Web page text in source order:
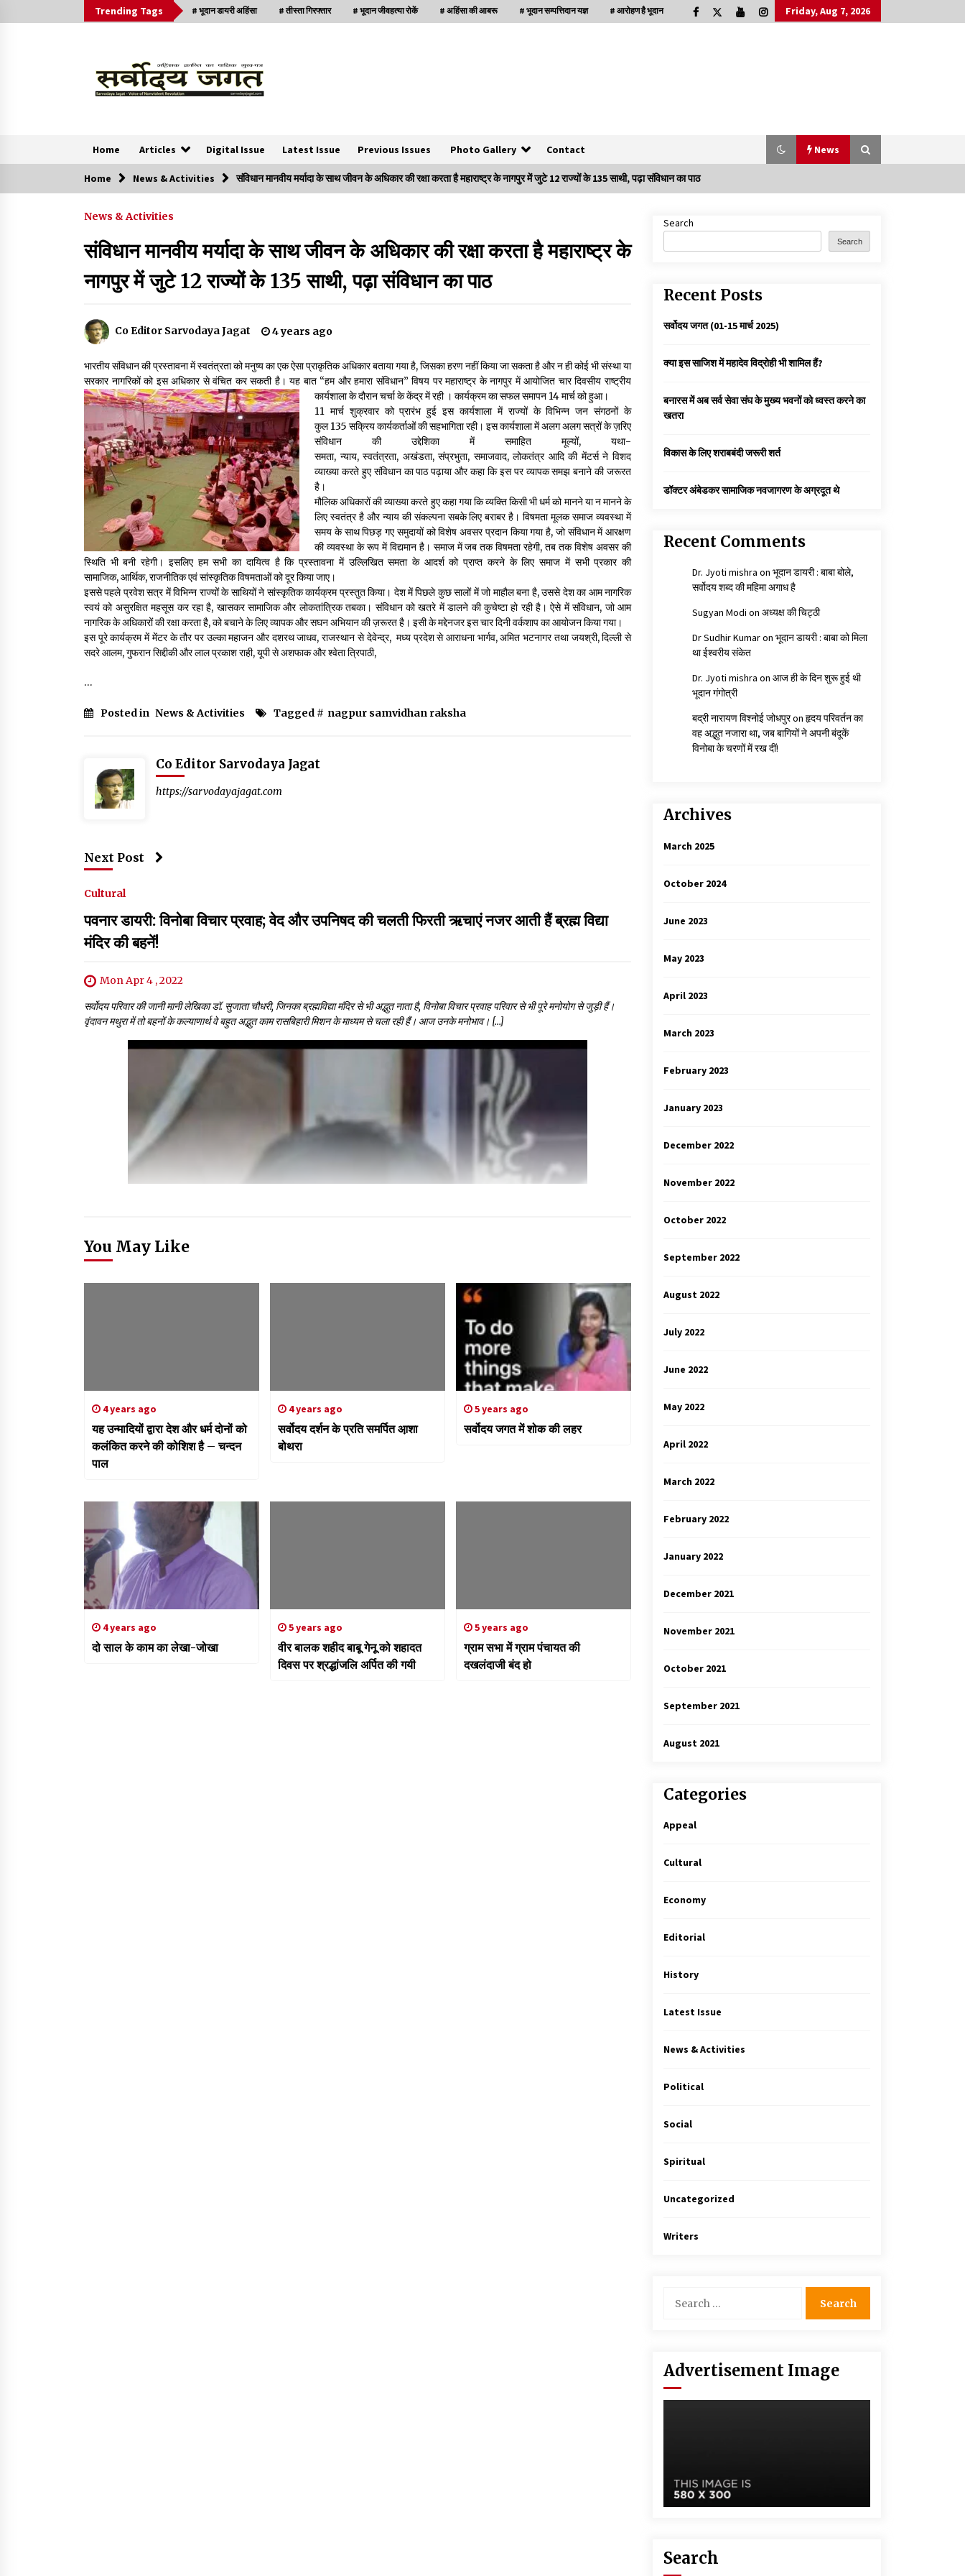
Trending Tags # भूदान डायरी अहिंसा # तीस्ता गिरफ्तार # भूदान जीवहत्या रोकें # अहिंसा की आबरू # भूदान सम्पत्तिदान यज्ञ # आरोहण है भूदान Friday, Aug 7, 2026
Home Articles Digital Issue Latest Issue Previous Issues Photo Gallery Contact News
News
2 years ago
का खतरा
3 years ago
डॉक्टर अंबेडकर सामाजिक नवजागरण के अग्रदूत थे
चाइनीज मस्ट गो
गांधी के रास्ते ही वैश्विक समस्याओं का समाधान सम्भव
3 years ago
पीवी राजगोपाल को जापान का निवानो शांति पुरस्कार
3 years ago
कैसे बचायें बच्चों का मन?
राष्ट्रीय आन्दोलन में भाषाओं की भूमिका पर एक जरूरी
दस्तावेज
3 years ago
यह समझना ज़्यादा ज़रूरी कि किसको सत्ता में नहीं आना
3 years ago
Home News & Activities संविधान मानवीय मर्यादा के साथ जीवन के अधिकार की रक्षा करता है महाराष्ट्र के नागपुर में जुटे 12 राज्यों के 135 साथी, पढ़ा संविधान का पाठ
News & Activities
संविधान मानवीय मर्यादा के साथ जीवन के अधिकार की रक्षा करता है महाराष्ट्र के
नागपुर में जुटे 12 राज्यों के 135 साथी, पढ़ा संविधान का पाठ
Co Editor Sarvodaya Jagat 4 years ago
भारतीय संविधान की प्रस्तावना में स्वतंत्रता को मनुष्य का एक ऐसा प्राकृतिक अधिकार बताया गया है, जिसका हरण नहीं किया जा सकता है और न ही कोई भी संस्था या
सरकार नागरिकों को इस अधिकार से वंचित कर सकती है। यह बात “हम और हमारा संविधान” विषय पर महाराष्ट्र के नागपुर में आयोजित चार दिवसीय राष्ट्रीय
कार्यशाला के दौरान चर्चा के केंद्र में रही । कार्यक्रम का सफल समापन 14 मार्च को हुआ।
11 मार्च शुक्रवार को प्रारंभ हुई इस कार्यशाला में राज्यों के विभिन्न जन संगठनों के
कुल 135 सक्रिय कार्यकर्ताओं की सहभागिता रही। इस कार्यशाला में अलग अलग सत्रों के ज़रिए
संविधान की उद्देशिका में समाहित मूल्यों, यथा-
समता, न्याय, स्वतंत्रता, अखंडता, संप्रभुता, समाजवाद, लोकतंत्र आदि की मेंटर्स ने विशद
व्याख्या करते हुए संविधान का पाठ पढ़ाया और कहा कि इस पर व्यापक समझ बनाने की जरूरत
है।
मौलिक अधिकारों की व्याख्या करते हुए कहा गया कि व्यक्ति किसी भी धर्म को मानने या न मानने के
लिए स्वतंत्र है और न्याय की संकल्पना सबके लिए बराबर है। विषमता मूलक समाज व्यवस्था में
समय के साथ पिछड़ गए समुदायों को विशेष अवसर प्रदान किया गया है, जो संविधान में आरक्षण
की व्यवस्था के रूप में विद्यमान है। समाज में जब तक विषमता रहेगी, तब तक विशेष अवसर की
स्थिति भी बनी रहेगी। इसलिए हम सभी का दायित्व है कि प्रस्तावना में उल्लिखित समता के आदर्श को प्राप्त करने के लिए समाज में सभी प्रकार की
सामाजिक, आर्थिक, राजनीतिक एवं सांस्कृतिक विषमताओं को दूर किया जाए।
इससे पहले प्रवेश सत्र में विभिन्न राज्यों के साथियों ने सांस्कृतिक कार्यक्रम प्रस्तुत किया। देश में पिछले कुछ सालों में जो माहौल बना है, उससे देश का आम नागरिक
स्वयं को असुरक्षित महसूस कर रहा है, खासकर सामाजिक और लोकतांत्रिक तबका। संविधान को खतरे में डालने की कुचेष्टा हो रही है। ऐसे में संविधान, जो आम
नागरिक के अधिकारों की रक्षा करता है, को बचाने के लिए व्यापक और सघन अभियान की ज़रूरत है। इसी के मद्देनजर इस चार दिनी वर्कशाप का आयोजन किया गया।
इस पूरे कार्यक्रम में मेंटर के तौर पर उल्का महाजन और दशरथ जाधव, राजस्थान से देवेन्द्र, मध्य प्रदेश से आराधना भार्गव, अमित भटनागर तथा जयश्री, दिल्ली से
सदरे आलम, गुफरान सिद्दीकी और लाल प्रकाश राही, यूपी से अशफाक और श्वेता त्रिपाठी,
…
Posted in News & Activities Tagged # nagpur samvidhan raksha
Co Editor Sarvodaya Jagat
https://sarvodayajagat.com
Next Post
Cultural
पवनार डायरी: विनोबा विचार प्रवाह; वेद और उपनिषद की चलती फिरती ऋचाएं नजर आती हैं ब्रह्म विद्या
मंदिर की बहनें!
Mon Apr 4 , 2022
सर्वोदय परिवार की जानी मानी लेखिका डॉ. सुजाता चौधरी, जिनका ब्रह्मविद्या मंदिर से भी अद्भुत नाता है, विनोबा विचार प्रवाह परिवार से भी पूरे मनोयोग से जुड़ी हैं।
वृंदावन मथुरा में तो बहनों के कल्याणार्थ वे बहुत अद्भुत काम रासबिहारी मिशन के माध्यम से चला रही हैं। आज उनके मनोभाव। […]
You May Like
4 years ago
यह उन्मादियों द्वारा देश और धर्म दोनों को
कलंकित करने की कोशिश है – चन्दन
पाल
4 years ago
सर्वोदय दर्शन के प्रति समर्पित आ़शा
बोथरा
5 years ago
सर्वोदय जगत में शोक की लहर
4 years ago
दो साल के काम का लेखा-जोखा
5 years ago
वीर बालक शहीद बाबू गेनू को शहादत
दिवस पर श्रद्धांजलि अर्पित की गयी
5 years ago
ग्राम सभा में ग्राम पंचायत की
दखलंदाजी बंद हो
Search
Search
Recent Posts
सर्वोदय जगत (01-15 मार्च 2025)
क्या इस साजिश में महादेव विद्रोही भी शामिल हैं?
बनारस में अब सर्व सेवा संघ के मुख्य भवनों को ध्वस्त करने का
खतरा
विकास के लिए शराबबंदी जरूरी शर्त
डॉक्टर अंबेडकर सामाजिक नवजागरण के अग्रदूत थे
Recent Comments
Dr. Jyoti mishra on भूदान डायरी : बाबा बोले,
सर्वोदय शब्द की महिमा अगाध है
Sugyan Modi on अध्यक्ष की चिट्ठी
Dr Sudhir Kumaron भूदान डायरी : बाबा को मिला
था ईश्वरीय संकेत
Dr. Jyoti mishra on आज ही के दिन शुरू हुई थी
भूदान गंगोत्री
बद्री नारायण विश्नोई जोधपुरon हृदय परिवर्तन का
वह अद्भुत नजारा था, जब बागियों ने अपनी बंदूकें
विनोबा के चरणों में रख दीं!
Archives
March 2025
October 2024
June 2023
May 2023
April 2023
March 2023
February 2023
January 2023
December 2022
November 2022
October 2022
September 2022
August 2022
July 2022
June 2022
May 2022
April 2022
March 2022
February 2022
January 2022
December 2021
November 2021
October 2021
September 2021
August 2021
Categories
Appeal
Cultural
Economy
Editorial
History
Latest Issue
News & Activities
Political
Social
Spiritual
Uncategorized
Writers
Advertisement Image
Search